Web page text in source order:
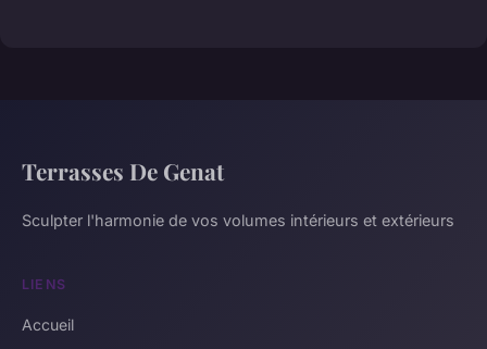
Terrasses De Genat
Sculpter l'harmonie de vos volumes intérieurs et extérieurs
LIENS
Accueil